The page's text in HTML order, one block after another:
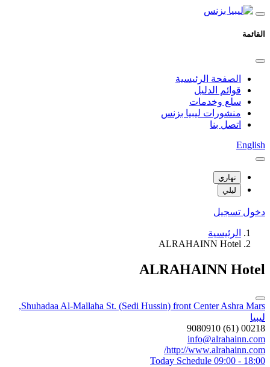
القائمة
الصفحة الرئيسية
قوائم الدليل
سلع وخدمات
منشورات ليبيا بزنس
اتصل بنا
English
نهاري
ليلي
دخول تسجيل
الرئيسية
ALRAHAINN Hotel
ALRAHAINN Hotel
Shuhadaa Al-Mallaha St. (Sedi Hussin) front Center Ashra Mars,
ليبيا
00218 (61) 9080910
info@alrahainn.com
http://www.alrahainn.com/
Today Schedule 09:00 - 18:00